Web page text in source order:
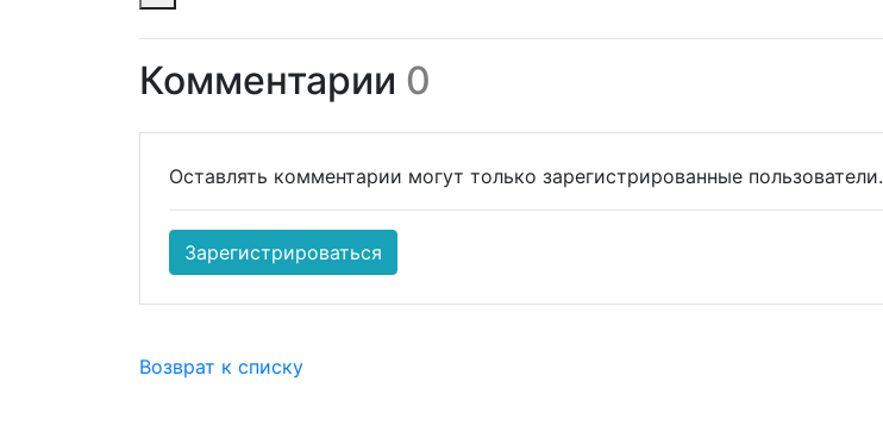
Комментарии 0
Оставлять комментарии могут только зарегистрированные пользователи.
Зарегистрироваться
Возврат к списку